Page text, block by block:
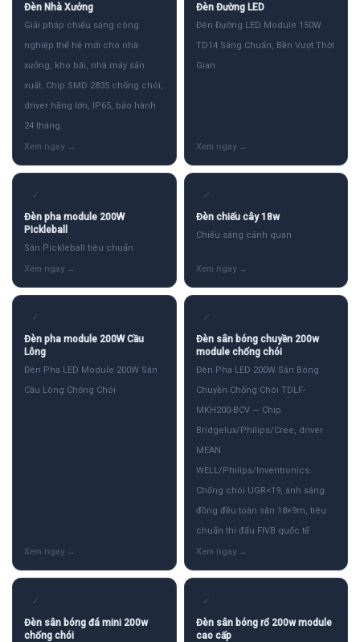
Đèn Nhà Xưởng
Giải pháp chiếu sáng công
nghiệp thế hệ mới cho nhà
xưởng, kho bãi, nhà máy sản
xuất. Chip SMD 2835 chống chói,
driver hãng lớn, IP65, bảo hành
24 tháng.
Đèn Đường LED
Đèn Đường LED Module 150W
TD14 Sáng Chuẩn, Bền Vượt Thời
Gian
✓
Đèn pha module 200W
Pickleball
Sân Pickleball tiêu chuẩn
✓
Đèn chiếu cây 18w
Chiếu sáng cảnh quan
✓
Đèn pha module 200W Cầu
Lông
Đèn Pha LED Module 200W Sân
Cầu Lông Chống Chói
✓
Đèn sân bóng chuyền 200w
module chống chói
Đèn Pha LED 200W Sân Bóng
Chuyền Chống Chói TDLF-
MKH200-BCV — Chip
Bridgelux/Philips/Cree, driver
MEAN
WELL/Philips/Inventronics.
Chống chói UGR<19, ánh sáng
đồng đều toàn sân 18×9m, tiêu
chuẩn thi đấu FIVB quốc tế
✓
Đèn sân bóng đá mini 200w
chống chói
✓
Đèn sân bóng rổ 200w module
cao cấp